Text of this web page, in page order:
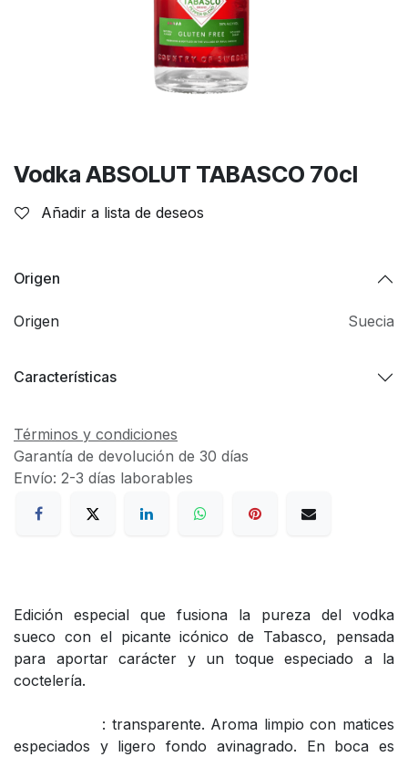
Vodka ABSOLUT TABASCO 70cl
Añadir a lista de deseos
Origen
Origen Suecia
Características
Términos y condiciones
Garantía de devolución de 30 días
Envío: 2-3 días laborables
Edición especial que fusiona la pureza del vodka
sueco con el picante icónico de Tabasco, pensada
para aportar carácter y un toque especiado a la
coctelería.
: transparente. Aroma limpio con matices
especiados y ligero fondo avinagrado. En boca es